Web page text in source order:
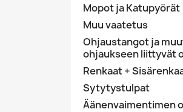
Mopot ja Katupyörät
Muu vaatetus
Ohjaustangot ja
ohjaukseen liittyvät
Renkaat +
Sytytystulpat
Äänenvaimentimen